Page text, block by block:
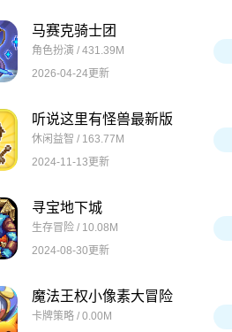
马赛克骑士团
角色扮演 / 431.39M
2026-04-24更新
听说这里有怪兽最新版
休闲益智 / 163.77M
2024-11-13更新
寻宝地下城
生存冒险 / 10.08M
2024-08-30更新
魔法王权小像素大冒险
卡牌策略 / 0.00M